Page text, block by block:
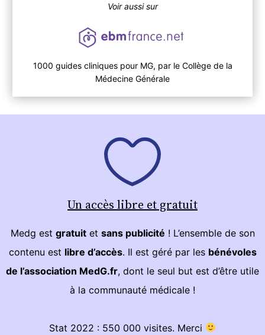
Voir aussi sur
1000 guides cliniques pour MG, par le Collège de la
Médecine Générale
Un accès libre et gratuit
Medg est gratuitet sans publicité ! L’ensemble de son
contenu est libre d’accès. Il est géré par les bénévoles
de l’association MedG.fr, dont le seul but est d’être utile
à la communauté médicale !
Stat 2022 : 550 000 visites. Merci